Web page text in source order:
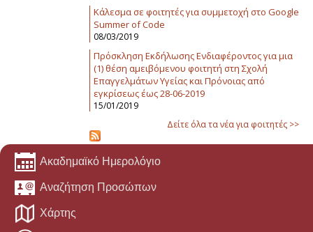
Κάλεσμα σε φοιτητές για συμμετοχή στο Google
Summer of Code
08/03/2019
Πρόσκληση Εκδήλωσης Ενδιαφέροντος για μια
(1) θέση αμειβόμενου φοιτητή στη Σχολή
Επαγγελμάτων Υγείας και Πρόνοιας από
εγκρίσεως έως 28-06-2019
15/01/2019
Δείτε όλα τα νέα για φοιτητές >>
Ακαδημαϊκό Ημερολόγιο
Αναζήτηση Προσώπων
Χάρτης